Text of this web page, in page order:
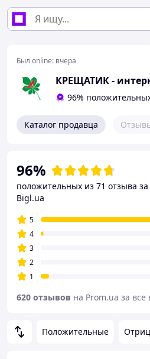
Был online: вчера
КРЕЩАТИК -
96%
Каталог продавца
Положительные
96%
положительных из 71 отзыва за
Bigl.ua
5
4
3
2
1
620 отзывов на Prom.ua за все